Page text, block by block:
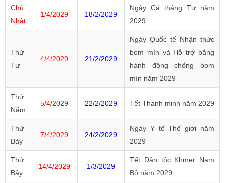
Chủ
Nhật
1/4/2029 18/2/2029
Ngày Cá tháng Tư năm
2029
Thứ
Tư
4/4/2029 21/2/2029
Ngày Quốc tế Nhận thức
bom mìn và Hỗ trợ bằng
hành động chống bom
mìn năm 2029
Thứ
Năm
5/4/2029 22/2/2029 Tết Thanh minh năm 2029
Thứ
Bảy
7/4/2029 24/2/2029
Ngày Y tế Thế giới năm
2029
Thứ
Bảy
14/4/2029 1/3/2029
Tết Dân tộc Khmer Nam
Bộ năm 2029